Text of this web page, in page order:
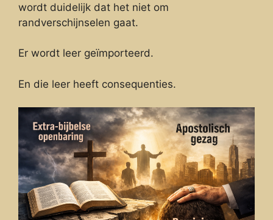
wordt duidelijk dat het niet om
randverschijnselen gaat.
Er wordt leer geïmporteerd.
En die leer heeft consequenties.